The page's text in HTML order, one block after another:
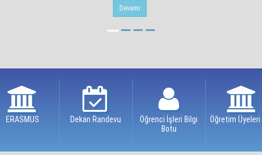
Devamı
ERASMUS Dekan Randevu
Öğrenci İşleri Bilgi
Botu
Öğretim Üyeleri